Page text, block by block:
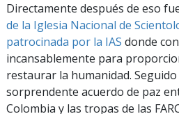
Directamente después de eso
de la Iglesia Nacional de
patrocinada por la IAS donde
incansablemente para
restaurar la humanidad.
sorprendente acuerdo de paz
Colombia y las tropas de las